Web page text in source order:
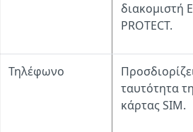
διακομιστή
PROTECT.
Τηλέφωνο
ταυτότητα
κάρτας SIM.